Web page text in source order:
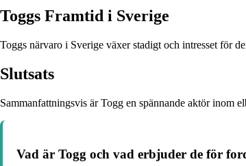
Toggs Framtid i Sverige
Toggs närvaro i Sverige växer stadigt och intresset för
Slutsats
Sammanfattningsvis är Togg en spännande aktör inom
Vad är Togg och vad erbjuder de för